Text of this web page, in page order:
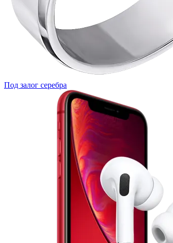
Под залог серебра